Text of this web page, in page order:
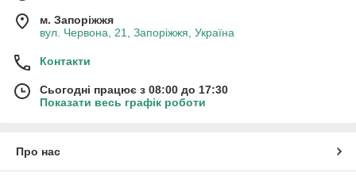
м. Запоріжжя
вул. Червона, 21, Запоріжжя, Україна
Контакти
Сьогодні працює з 08:00 до 17:30
Показати весь графік роботи
Про нас